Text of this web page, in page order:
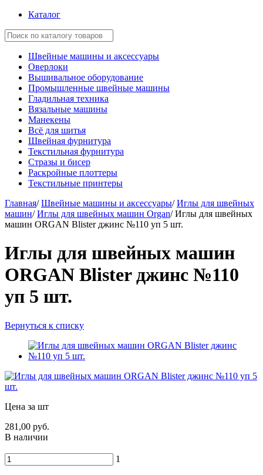
Каталог
Швейные машины и аксессуары
Оверлоки
Вышивальное оборудование
Промышленные швейные машины
Гладильная техника
Вязальные машины
Манекены
Всё для шитья
Швейная фурнитура
Текстильная фурнитура
Стразы и бисер
Раскройные плоттеры
Текстильные принтеры
Главная/ Швейные машины и аксессуары/ Иглы для швейных
машин/ Иглы для швейных машин Organ/ Иглы для швейных
машин ORGAN Blister джинс №110 уп 5 шт.
Иглы для швейных машин
ORGAN Blister джинс №110
уп 5 шт.
Вернуться к списку
Цена за шт
281,00 руб.
В наличии
1